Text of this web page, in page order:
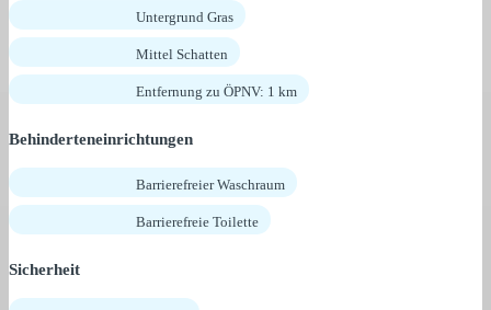
Untergrund Gras
Mittel Schatten
Entfernung zu ÖPNV: 1 km
Behinderteneinrichtungen
Barrierefreier Waschraum
Barrierefreie Toilette
Sicherheit